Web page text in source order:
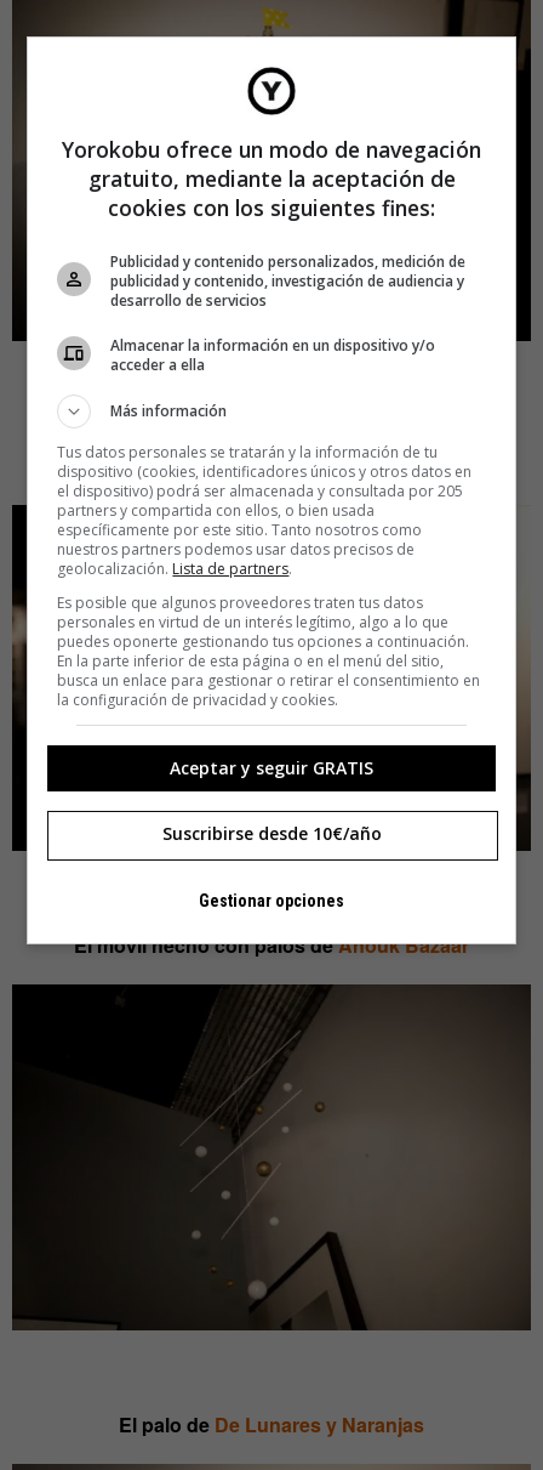
Nugas Saecula, así se llama la pieza creada por
Herrerosa partir de una caja
El móvil hecho con palos deAnouk Bazaar
El palo de De Lunares y Naranjas
Yorokobu ofrece un modo de navegación
gratuito, mediante la aceptación de
cookies con los siguientes fines:
Publicidad y contenido personalizados, medición de
publicidad y contenido, investigación de audiencia y
desarrollo de servicios
Almacenar la información en un dispositivo y/o
acceder a ella
Más información
Tus datos personales se tratarán y la información de tu
dispositivo (cookies, identificadores únicos y otros datos en
el dispositivo) podrá ser almacenada y consultada por 205
partners y compartida con ellos, o bien usada
específicamente por este sitio. Tanto nosotros como
nuestros partners podemos usar datos precisos de
geolocalización. Lista de partners.
Es posible que algunos proveedores traten tus datos
personales en virtud de un interés legítimo, algo a lo que
puedes oponerte gestionando tus opciones a continuación.
En la parte inferior de esta página o en el menú del sitio,
busca un enlace para gestionar o retirar el consentimiento en
la configuración de privacidad y cookies.
Aceptar y seguir GRATIS
Suscribirse desde 10€/año
Gestionar opciones